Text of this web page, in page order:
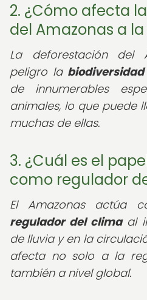
2. ¿Cómo afecta
del Amazonas a
La deforestación del
peligro la biodiversidad
de innumerables
animales, lo que puede
muchas de ellas.
3. ¿Cuál es el
como regulador
El Amazonas actúa
regulador del climaal
de lluvia y en la
afecta no solo a la
también a nivel global.